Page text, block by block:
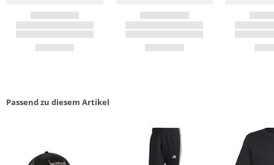
Passend zu diesem Artikel